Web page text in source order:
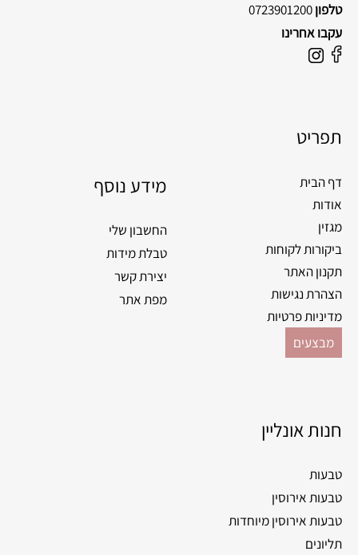
טלפון0723901200
עקבו אחרינו
F
b
o
k
I
a
r
a
m
תפריט
דף הבית
אודות
מגזין
ביקורות לקוחות
תקנון האתר
הצהרת נגישות
מדיניות פרטיות
מבצעים
מידע נוסף
החשבון שלי
טבלת מידות
יצירת קשר
מפת אתר
חנות אונליין
טבעות
טבעות אירוסין
טבעות אירוסין מיוחדות
תליונים